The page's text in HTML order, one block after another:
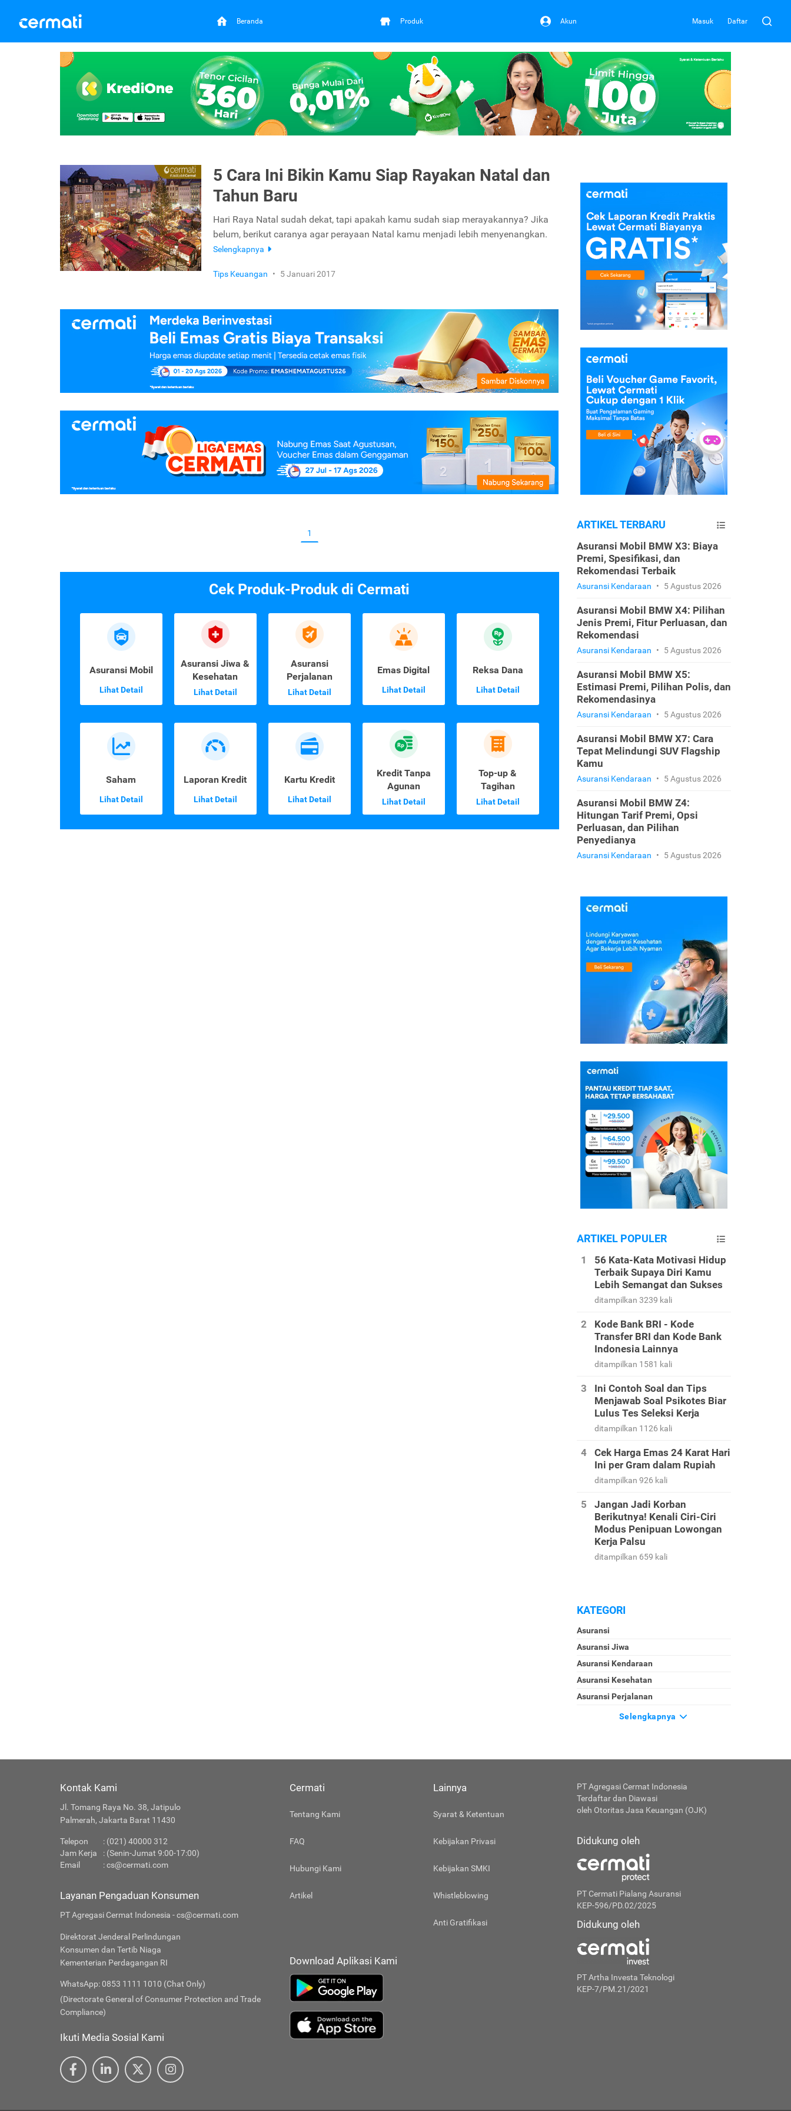
Beranda Produk Akun Masuk Daftar
5 Cara Ini Bikin Kamu Siap Rayakan Natal dan
Tahun Baru
Hari Raya Natal sudah dekat, tapi apakah kamu sudah siap merayakannya? Jika
belum, berikut caranya agar perayaan Natal kamu menjadi lebih menyenangkan.
Selengkapnya
Tips Keuangan • 5 Januari 2017
1
Cek Produk-Produk di Cermati
Asuransi Mobil
Lihat Detail
Asuransi Jiwa &
Kesehatan
Lihat Detail
Asuransi
Perjalanan
Lihat Detail
Emas Digital
Lihat Detail
Reksa Dana
Lihat Detail
Saham
Lihat Detail
Laporan Kredit
Lihat Detail
Kartu Kredit
Lihat Detail
Kredit Tanpa
Agunan
Lihat Detail
Top-up &
Tagihan
Lihat Detail
ARTIKEL TERBARU
Asuransi Mobil BMW X3: Biaya
Premi, Spesifikasi, dan
Rekomendasi Terbaik
Asuransi Kendaraan • 5 Agustus 2026
Asuransi Mobil BMW X4: Pilihan
Jenis Premi, Fitur Perluasan, dan
Rekomendasi
Asuransi Kendaraan • 5 Agustus 2026
Asuransi Mobil BMW X5:
Estimasi Premi, Pilihan Polis, dan
Rekomendasinya
Asuransi Kendaraan • 5 Agustus 2026
Asuransi Mobil BMW X7: Cara
Tepat Melindungi SUV Flagship
Kamu
Asuransi Kendaraan • 5 Agustus 2026
Asuransi Mobil BMW Z4:
Hitungan Tarif Premi, Opsi
Perluasan, dan Pilihan
Penyedianya
Asuransi Kendaraan • 5 Agustus 2026
ARTIKEL POPULER
56 Kata-Kata Motivasi Hidup
Terbaik Supaya Diri Kamu
Lebih Semangat dan Sukses
ditampilkan 3239 kali
Kode Bank BRI - Kode
Transfer BRI dan Kode Bank
Indonesia Lainnya
ditampilkan 1581 kali
Ini Contoh Soal dan Tips
Menjawab Soal Psikotes Biar
Lulus Tes Seleksi Kerja
ditampilkan 1126 kali
Cek Harga Emas 24 Karat Hari
Ini per Gram dalam Rupiah
ditampilkan 926 kali
Jangan Jadi Korban
Berikutnya! Kenali Ciri-Ciri
Modus Penipuan Lowongan
Kerja Palsu
ditampilkan 659 kali
KATEGORI
Asuransi
Asuransi Jiwa
Asuransi Kendaraan
Asuransi Kesehatan
Asuransi Perjalanan
Selengkapnya
Kontak Kami
Jl. Tomang Raya No. 38, Jatipulo
Palmerah, Jakarta Barat 11430
Telepon
: (021) 40000 312
Jam Kerja
: (Senin-Jumat 9:00-17:00)
Email
:cs@cermati.com
Layanan Pengaduan Konsumen
PT Agregasi Cermat Indonesia - cs@cermati.com
Direktorat Jenderal Perlindungan
Konsumen dan Tertib Niaga
Kementerian Perdagangan RI
WhatsApp: 0853 1111 1010 (Chat Only)
(Directorate General of Consumer Protection and Trade
Compliance)
Ikuti Media Sosial Kami
Cermati
Tentang Kami
FAQ
Hubungi Kami
Artikel
Lainnya
Syarat & Ketentuan
Kebijakan Privasi
Kebijakan SMKI
Whistleblowing
Anti Gratifikasi
Download Aplikasi Kami
PT Agregasi Cermat Indonesia
Terdaftar dan Diawasi
oleh Otoritas Jasa Keuangan (OJK)
Didukung oleh
PT Cermati Pialang Asuransi
KEP-596/PD.02/2025
Didukung oleh
PT Artha Investa Teknologi
KEP-7/PM.21/2021